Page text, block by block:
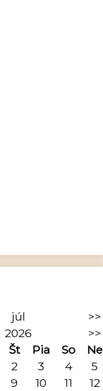
júl
>>
2026
>>
Št Pia So
Ne
2 3 4
5
9 10 11
12